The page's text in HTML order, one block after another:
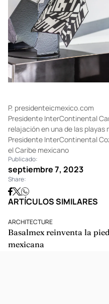
P. presidenteicmexico.com
Presidente InterContinental
relajación en una de las playas
Presidente InterContinental
el Caribe mexicano
Publicado:
septiembre 7, 2023
Share:
ARTÍCULOS SIMILARES
ARCHITECTURE
Basalmex reinventa la
mexicana